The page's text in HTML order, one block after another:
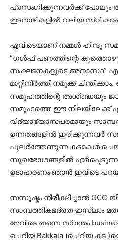
പ്രസംഗിക്കുന്നവർക്ക് പോലും
ഇടനാഴികളിൽ വലിയ
എവിടെയാണ് നമ്മൾ ഹിന്ദു
“ഗൾഫ് പണത്തിന്റെ
സംഘടനകളുടെ അനാസ്ഥ”
മാറ്റിനിർത്തി നമുക്ക്
സമൂഹത്തിന്റെ അശ്രദ്ധയും
സമൂഹത്തെ ഈ നിലയിലേക്ക്
വിദ്യാഭ്യാസപരമായും
ഉന്നതങ്ങളിൽ ഇരിക്കുന്നവർ
പുലർത്തേണ്ടുന്ന കടമകൾ
സുഖഭോഗങ്ങളിൽ
ഉദാഹരണം ഞാൻ ഇവിടെ
സസൂഷ്മം നിരീക്ഷിച്ചാൽ GCC
സാമ്പത്തികഭദ്രത ഇസ്ലാം
അവിടെ തന്നെ സ്വന്തം
ചെറിയ Bakkala (ചെറിയ കട